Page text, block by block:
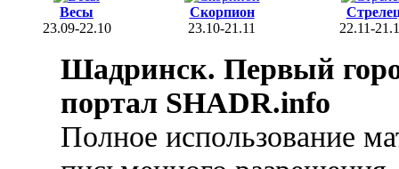
Весы
23.09-22.10
Скорпион
23.10-21.11
22.11-
Шадринск. Первый
портал SHADR.info
Полное использование